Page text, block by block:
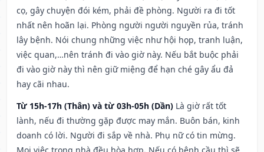
cọ, gây chuyện đói kém, phải đề phòng. Người ra đi tốt
nhất nên hoãn lại. Phòng người người nguyền rủa, tránh
lây bệnh. Nói chung những việc như hội họp, tranh luận,
việc quan,…nên tránh đi vào giờ này. Nếu bắt buộc phải
đi vào giờ này thì nên giữ miệng để hạn ché gây ẩu đả
hay cãi nhau.
Từ 15h-17h (Thân) và từ 03h-05h (Dần) Là giờ rất tốt
lành, nếu đi thường gặp được may mắn. Buôn bán, kinh
doanh có lời. Người đi sắp về nhà. Phụ nữ có tin mừng.